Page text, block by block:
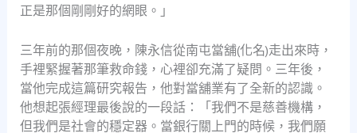
正是那個剛剛好的網眼。」
三年前的那個夜晚，陳永信從南屯當舖(化名)走出來時，
手裡緊握著那筆救命錢，心裡卻充滿了疑問。三年後，
當他完成這篇研究報告，他對當舖業有了全新的認識。
他想起張經理最後說的一段話：「我們不是慈善機構，
但我們是社會的穩定器。當銀行關上門的時候，我們願